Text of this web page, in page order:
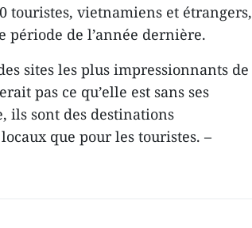
touristes, vietnamiens et étrangers,
période de l’année dernière.
sites les plus impressionnants de
pas ce qu’elle est sans ses
ils sont des destinations
que pour les touristes. –